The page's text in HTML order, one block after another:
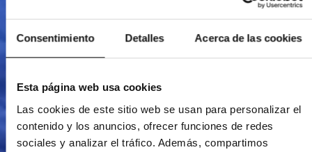
Consentimiento Detalles Acerca de las cookies
Esta página web usa cookies
Las cookies de este sitio web se usan para personalizar el
contenido y los anuncios, ofrecer funciones de redes
sociales y analizar el tráfico. Además, compartimos